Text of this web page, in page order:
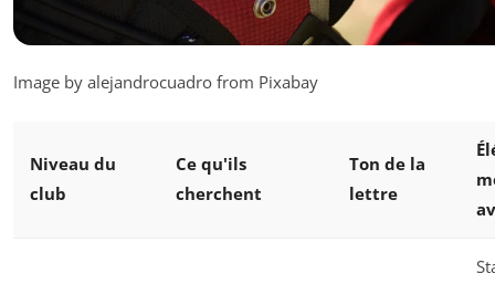
Image by alejandrocuadro from Pixabay
Niveau du
club
Ce qu'ils
cherchent
Ton de la
lettre